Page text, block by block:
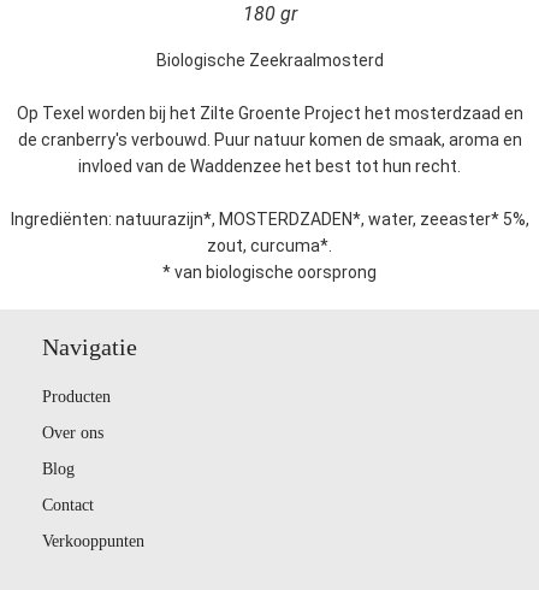
180 gr
Biologische Zeekraalmosterd
Op Texel worden bij het Zilte Groente Project het mosterdzaad en
de cranberry's verbouwd. Puur natuur komen de smaak, aroma en
invloed van de Waddenzee het best tot hun recht.
Ingrediënten: natuurazijn*, MOSTERDZADEN*, water, zeeaster* 5%,
zout, curcuma*.
* van biologische oorsprong
Navigatie
Producten
Over ons
Blog
Contact
Verkooppunten